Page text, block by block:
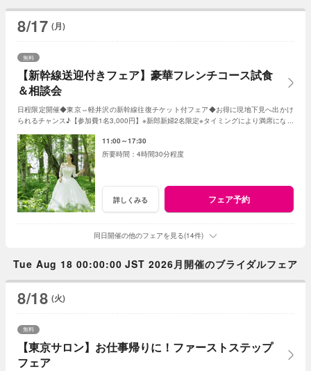
8/17 (月)
【新幹線送迎付きフェア】豪華フレンチコース試食
＆相談会
無料
日程限定開催◆東京⇔軽井沢の新幹線往復チケット付フェア◆お得に現地下見へ出かけ
られるチャンス♪【参加費1名3,000円】※新郎新婦2名限定※タイミングにより満席になる
11:00～17:30
4時間30分程度
詳しくみる フェア予約
同日開催の他のフェアを見る(14件)
Tue Aug 18 00:00:00 JST 2026月開催のブライダルフェア
8/18 (火)
【東京サロン】お仕事帰りに！ファーストステップ
フェア
無料